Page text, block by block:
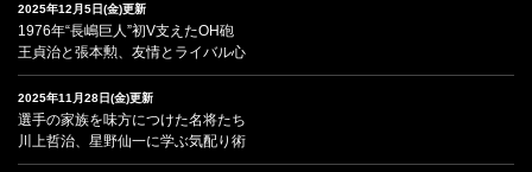
2025年12月5日(金)更新
1976年“長嶋巨人”初V支えたOH砲
王貞治と張本勲、友情とライバル心
2025年11月28日(金)更新
選手の家族を味方につけた名将たち
川上哲治、星野仙一に学ぶ気配り術